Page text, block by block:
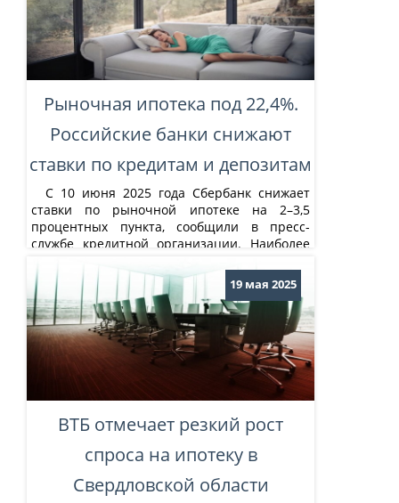
Рыночная ипотека под 22,4%.
Российские банки снижают
ставки по кредитам и депозитам
С 10 июня 2025 года Сбербанк снижает
ставки по рыночной ипотеке на 2–3,5
процентных пункта, сообщили в пресс-
службе кредитной организации. Наиболее
кредитам с первоначальным взносам более
50%, оформляемым через сервис «Домклик».
С указанной даты минимальная ставка по
рыночной ипотеке на первичку составит
22,4%, на...
ВТБ отмечает резкий рост
спроса на ипотеку в
Свердловской области
19 мая 2025